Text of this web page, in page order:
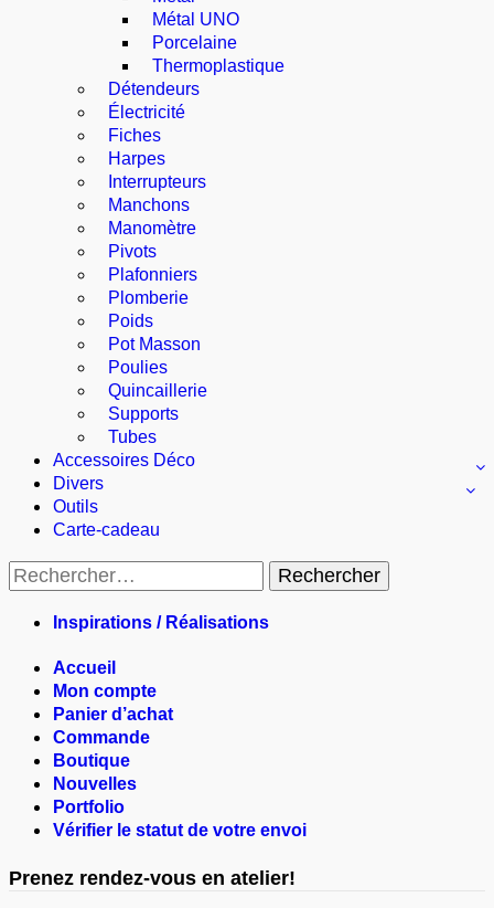
Métal UNO
Porcelaine
Thermoplastique
Détendeurs
Électricité
Fiches
Harpes
Interrupteurs
Manchons
Manomètre
Pivots
Plafonniers
Plomberie
Poids
Pot Masson
Poulies
Quincaillerie
Supports
Tubes
Accessoires Déco
Divers
Outils
Carte-cadeau
Rechercher :
Inspirations / Réalisations
Accueil
Mon compte
Panier d’achat
Commande
Boutique
Nouvelles
Portfolio
Vérifier le statut de votre envoi
Prenez rendez-vous en atelier!